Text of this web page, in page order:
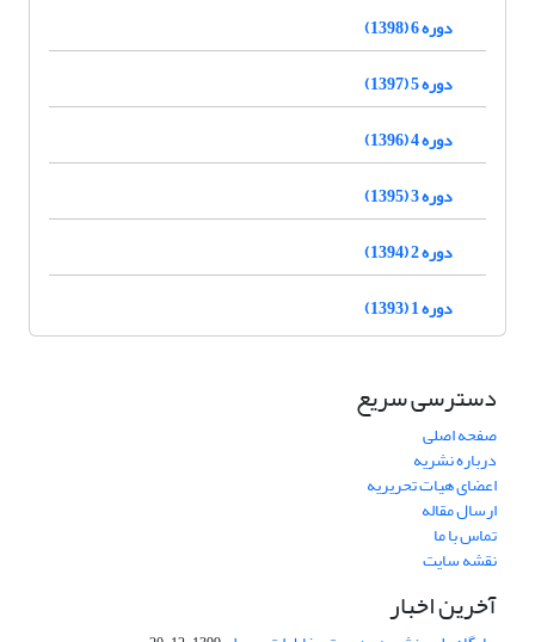
دوره 6 (1398)
دوره 5 (1397)
دوره 4 (1396)
دوره 3 (1395)
دوره 2 (1394)
دوره 1 (1393)
دسترسی سریع
صفحه اصلی
درباره نشریه
اعضای هیات تحریریه
ارسال مقاله
تماس با ما
نقشه سایت
آخرین اخبار